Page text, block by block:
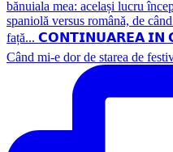
Când mi-e dor de starea de